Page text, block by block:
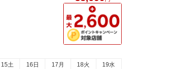
15土 16日 17月 18火 19水